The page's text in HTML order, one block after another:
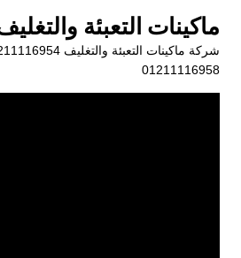
المحتوى
ماكينات التعبئة
01211116958